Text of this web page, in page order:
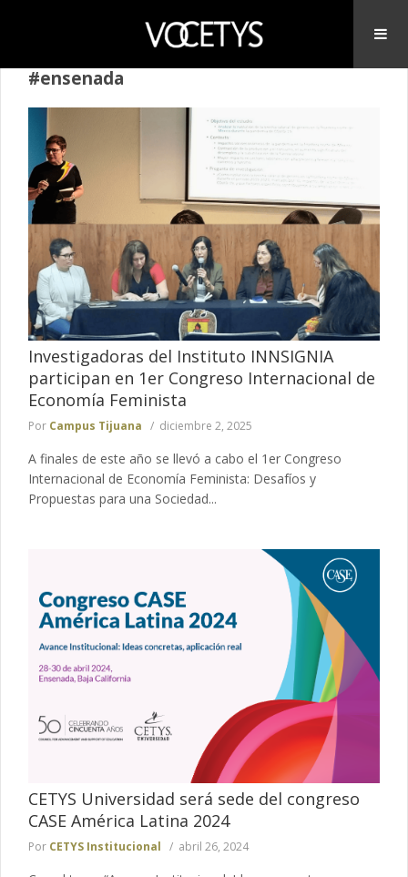
#ensenada
Investigadoras del Instituto INNSIGNIA
participan en 1er Congreso Internacional de
Economía Feminista
Por Campus Tijuana diciembre 2, 2025
A finales de este año se llevó a cabo el 1er Congreso
Internacional de Economía Feminista: Desafíos y
Propuestas para una Sociedad...
CETYS Universidad será sede del congreso
CASE América Latina 2024
Por CETYS Institucional abril 26, 2024